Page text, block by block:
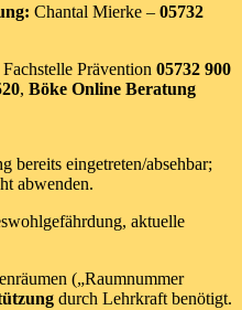
Chantal Mierke – 05732
Fachstelle Prävention 05732 900
, Böke Online Beratung
bereits eingetreten/absehbar;
abwenden.
aktuelle
(„Raumnummer
durch Lehrkraft benötigt.